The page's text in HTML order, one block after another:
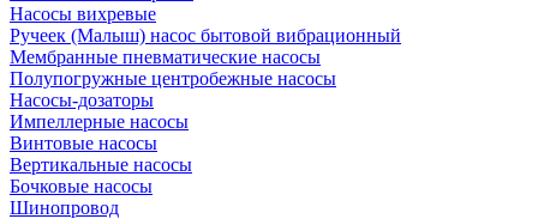
Насосы вихревые
Ручеек (Малыш) насос бытовой вибрационный
Мембранные пневматические насосы
Полупогружные центробежные насосы
Насосы-дозаторы
Импеллерные насосы
Винтовые насосы
Вертикальные насосы
Бочковые насосы
Шинопровод